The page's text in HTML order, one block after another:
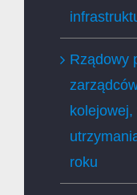
Rządowy
roku